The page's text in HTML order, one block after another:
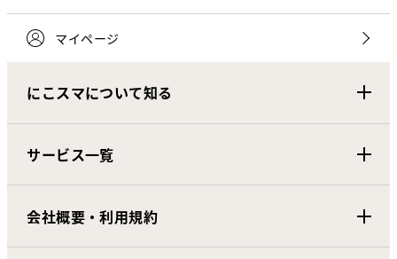
マイページ
にこスマについて知る
サービス一覧
会社概要・利用規約